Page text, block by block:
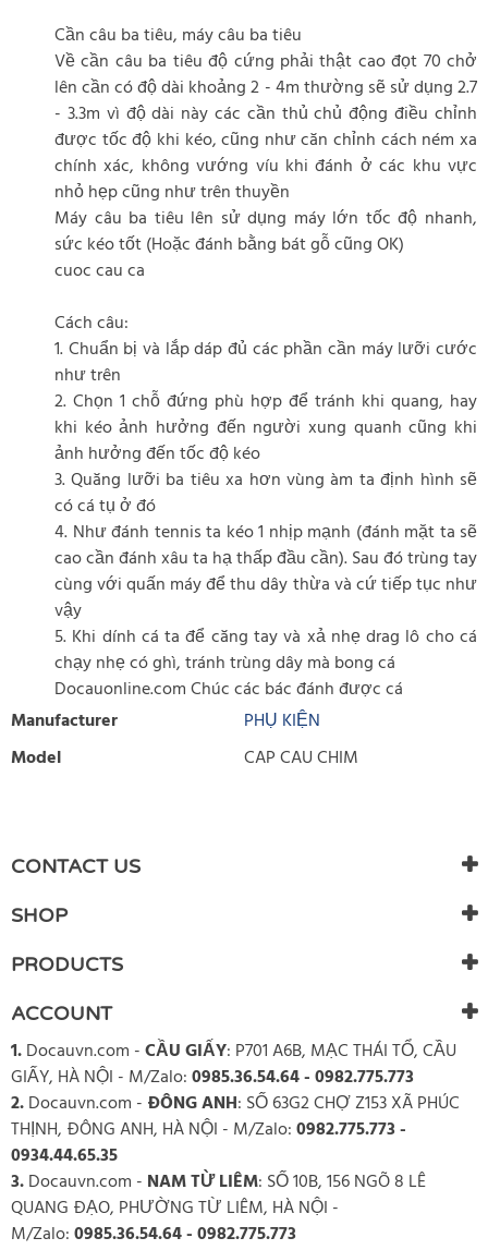
Cần câu ba tiêu, máy câu ba tiêu
Về cần câu ba tiêu độ cứng phải thật cao đọt 70 chở
lên cần có độ dài khoảng 2 - 4m thường sẽ sử dụng 2.7
- 3.3m vì độ dài này các cần thủ chủ động điều chỉnh
được tốc độ khi kéo, cũng như căn chỉnh cách ném xa
chính xác, không vướng víu khi đánh ở các khu vực
nhỏ hẹp cũng như trên thuyền
Máy câu ba tiêu lên sử dụng máy lớn tốc độ nhanh,
sức kéo tốt (Hoặc đánh bằng bát gỗ cũng OK)
cuoc cau ca
Cách câu:
1. Chuẩn bị và lắp dáp đủ các phần cần máy lưỡi cước
như trên
2. Chọn 1 chỗ đứng phù hợp để tránh khi quang, hay
khi kéo ảnh hưởng đến người xung quanh cũng khi
ảnh hưởng đến tốc độ kéo
3. Quăng lưỡi ba tiêu xa hơn vùng àm ta định hình sẽ
có cá tụ ở đó
4. Như đánh tennis ta kéo 1 nhịp mạnh (đánh mặt ta sẽ
cao cần đánh xâu ta hạ thấp đầu cần). Sau đó trùng tay
cùng với quấn máy để thu dây thừa và cứ tiếp tục như
vậy
5. Khi dính cá ta để căng tay và xả nhẹ drag lô cho cá
chạy nhẹ có ghì, tránh trùng dây mà bong cá
Docauonline.com Chúc các bác đánh được cá
Manufacturer
PHỤ KIỆN
Model
CAP CAU CHIM
There are currently no product reviews. Be the first who write
review
CONTACT US
SHOP
PRODUCTS
ACCOUNT
1.Docauvn.com -CẦU GIẤY: P701 A6B, MẠC THÁI TỔ, CẦU
GIẤY, HÀ NỘI - M/Zalo:0985.36.54.64 - 0982.775.773
2.Docauvn.com - ĐÔNG ANH: SỐ 63G2 CHỢ Z153 XÃ PHÚC
THỊNH, ĐÔNG ANH, HÀ NỘI - M/Zalo:0982.775.773 -
0934.44.65.35
3.Docauvn.com - NAM TỪ LIÊM: SỐ 10B, 156 NGÕ 8 LÊ
QUANG ĐẠO, PHƯỜNG TỪ LIÊM, HÀ NỘI -
M/Zalo:0985.36.54.64 - 0982.775.773